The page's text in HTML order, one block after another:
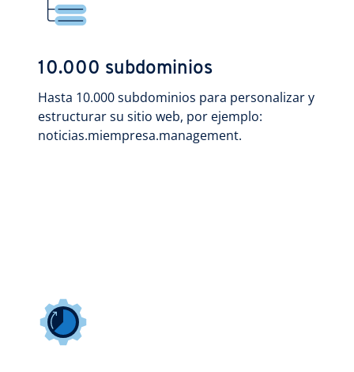
10.000 subdominios
Hasta 10.000 subdominios para personalizar y
estructurar su sitio web, por ejemplo:
noticias.miempresa.management.